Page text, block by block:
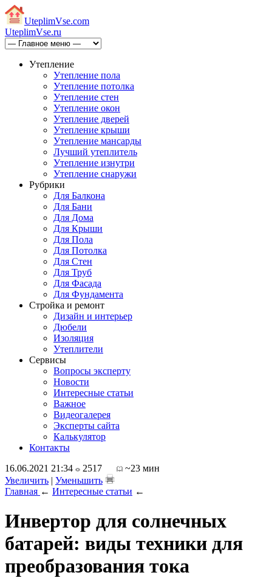
UteplimVse.com
UteplimVse.ru
Утепление
Утепление пола
Утепление потолка
Утепление стен
Утепление окон
Утепление дверей
Утепление крыши
Утепление мансарды
Лучший утеплитель
Утепление изнутри
Утепление снаружи
Рубрики
Для Балкона
Для Бани
Для Дома
Для Крыши
Для Пола
Для Потолка
Для Стен
Для Труб
Для Фасада
Для Фундамента
Стройка и ремонт
Дизайн и интерьер
Дюбели
Изоляция
Утеплители
Сервисы
Вопросы эксперту
Новости
Интересные статьи
Важное
Видеогалерея
Эксперты сайта
Калькулятор
Контакты
16.06.2021 21:34
2517
~23 мин
Увеличить | Уменьшить
Главная ← Интересные статьи ←
Инвертор для солнечных
батарей: виды техники для
преобразования тока